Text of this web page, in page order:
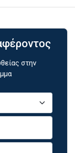
στην